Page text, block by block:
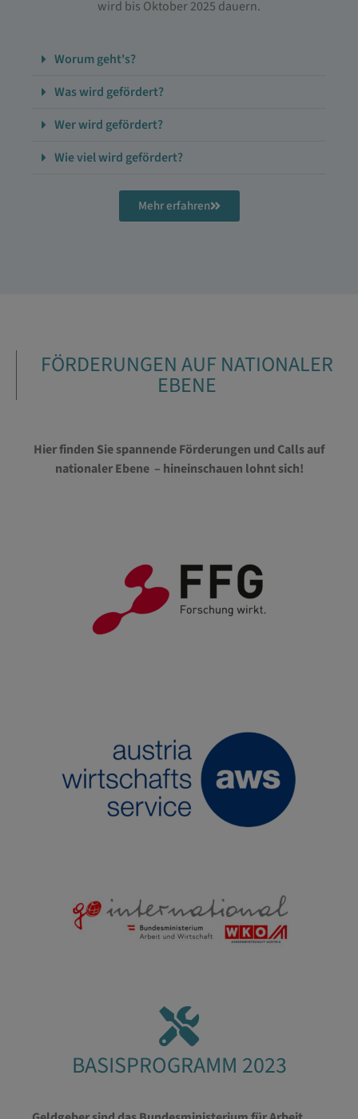
wird bis Oktober 2025 dauern.
Worum geht's?
Was wird gefördert?
Wer wird gefördert?
Wie viel wird gefördert?
Mehr erfahren
FÖRDERUNGEN AUF NATIONALER
EBENE
Hier finden Sie spannende Förderungen und Calls auf
nationaler Ebene – hineinschauen lohnt sich!
BASISPROGRAMM 2023